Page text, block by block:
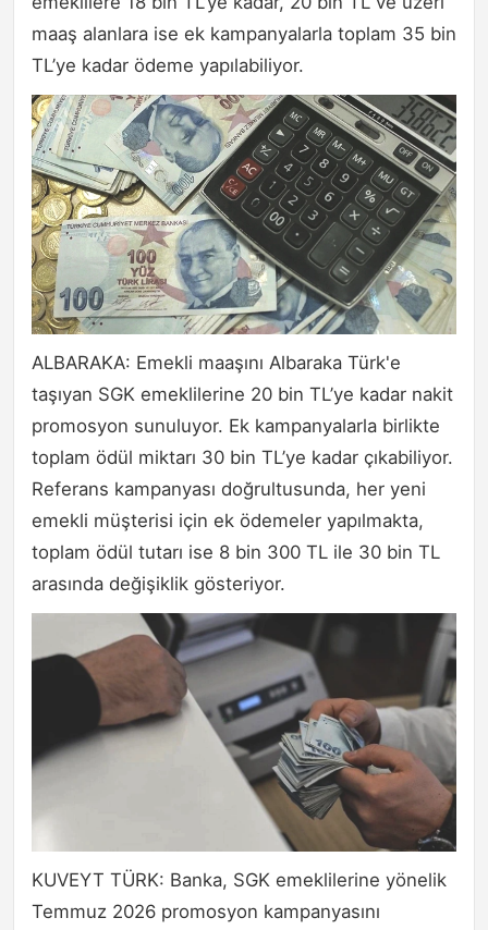
maaş alanlara ise ek kampanyalarla toplam 35 bin
TL’ye kadar ödeme yapılabiliyor.
ALBARAKA: Emekli maaşını Albaraka Türk'e
taşıyan SGK emeklilerine 20 bin TL’ye kadar nakit
promosyon sunuluyor. Ek kampanyalarla birlikte
toplam ödül miktarı 30 bin TL’ye kadar çıkabiliyor.
Referans kampanyası doğrultusunda, her yeni
emekli müşterisi için ek ödemeler yapılmakta,
toplam ödül tutarı ise 8 bin 300 TL ile 30 bin TL
arasında değişiklik gösteriyor.
KUVEYT TÜRK: Banka, SGK emeklilerine yönelik
Temmuz 2026 promosyon kampanyasını